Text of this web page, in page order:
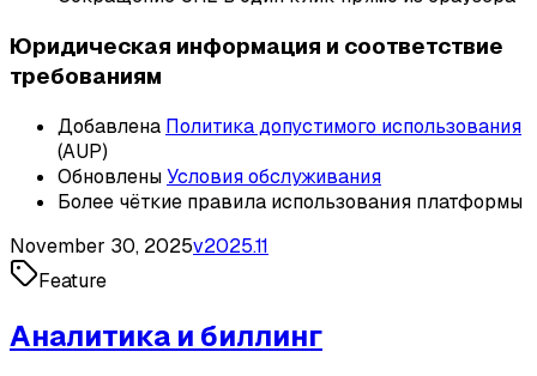
Юридическая информация и соответствие
требованиям
Добавлена Политика допустимого использования
(AUP)
ОбновленыУсловия обслуживания
Более чёткие правила использования платформы
November 30, 2025v2025.11
Feature
Аналитика и биллинг